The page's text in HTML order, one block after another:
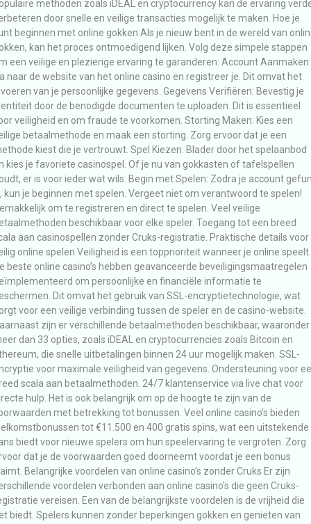
methoden zoals iDEAL en cryptocurrency kan de ervaring
door snelle en veilige transacties mogelijk te maken. Hoe je
beginnen met online gokken Als je nieuw bent in de wereld van
kan het proces ontmoedigend lijken. Volg deze simpele stappen
een veilige en plezierige ervaring te garanderen: Account Aanmaken:
naar de website van het online casino en registreer je. Dit omvat het
van je persoonlijke gegevens. Gegevens Verifiëren: Bevestig je
door de benodigde documenten te uploaden. Dit is essentieel
veiligheid en om fraude te voorkomen. Storting Maken: Kies een
betaalmethode en maak een storting. Zorg ervoor dat je een
kiest die je vertrouwt. Spel Kiezen: Blader door het spelaanbod
kies je favoriete casinospel. Of je nu van gokkasten of tafelspellen
er is voor ieder wat wils. Begin met Spelen: Zodra je account
kun je beginnen met spelen. Vergeet niet om verantwoord te spelen!
om te registreren en direct te spelen. Veel veilige
beschikbaar voor elke speler. Toegang tot een breed
aan casinospellen zonder Cruks-registratie. Praktische details voor
online spelen Veiligheid is een topprioriteit wanneer je online speelt.
beste online casino’s hebben geavanceerde beveiligingsmaatregelen
om persoonlijke en financiële informatie te
Dit omvat het gebruik van SSL-encryptietechnologie, wat
voor een veilige verbinding tussen de speler en de casino-website.
zijn er verschillende betaalmethoden beschikbaar, waaronder
dan 33 opties, zoals iDEAL en cryptocurrencies zoals Bitcoin en
die snelle uitbetalingen binnen 24 uur mogelijk maken. SSL-
voor maximale veiligheid van gegevens. Ondersteuning voor
scala aan betaalmethoden. 24/7 klantenservice via live chat voor
hulp. Het is ook belangrijk om op de hoogte te zijn van de
met betrekking tot bonussen. Veel online casino’s bieden
tot €11.500 en 400 gratis spins, wat een uitstekende
biedt voor nieuwe spelers om hun speelervaring te vergroten. Zorg
dat je de voorwaarden goed doorneemt voordat je een bonus
Belangrijke voordelen van online casino’s zonder Cruks Er zijn
voordelen verbonden aan online casino’s die geen Cruks-
vereisen. Een van de belangrijkste voordelen is de vrijheid die
biedt. Spelers kunnen zonder beperkingen gokken en genieten van